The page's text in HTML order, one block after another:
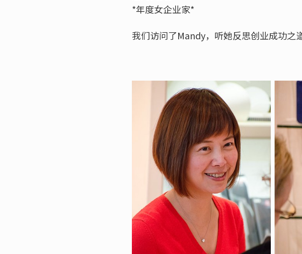
*年度女企业家*
我们访问了Mandy，听她反思创业成功之